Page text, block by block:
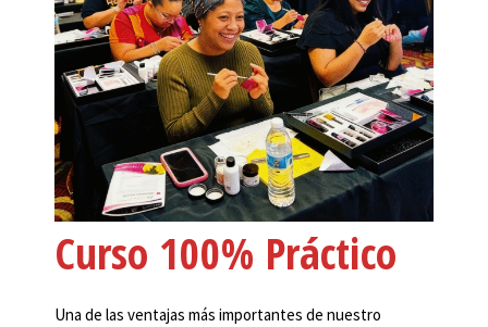
Curso 100% Práctico
Una de las ventajas más importantes de nuestro